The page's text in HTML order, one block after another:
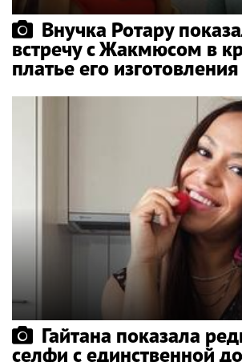
Внучка Ротару
встречу с Жакмюсом в
платье его изготовления
Гайтана показала
селфи с единственной